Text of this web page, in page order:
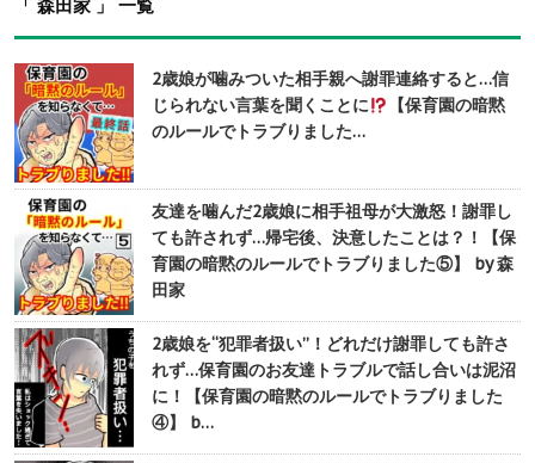
「 森田家 」 一覧
2歳娘が噛みついた相手親へ謝罪連絡すると…信
じられない言葉を聞くことに
【保育園の暗黙
のルールでトラブりました…
友達を噛んだ2歳娘に相手祖母が大激怒！謝罪し
ても許されず…帰宅後、決意したことは？！【保
育園の暗黙のルールでトラブりました⑤】 by 森
田家
2歳娘を“犯罪者扱い”！どれだけ謝罪しても許さ
れず…保育園のお友達トラブルで話し合いは泥沼
に！【保育園の暗黙のルールでトラブりました
④】 b…